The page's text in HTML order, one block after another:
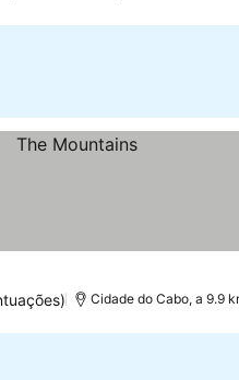
Cidade do Cabo, a 9.9